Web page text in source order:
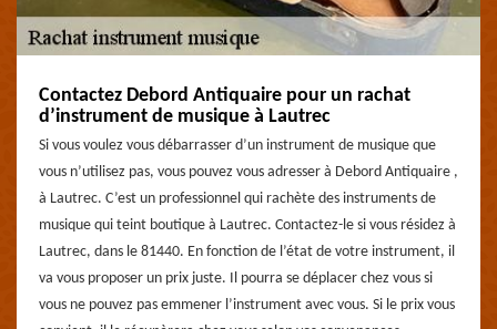
Contactez Debord Antiquaire pour un rachat
d’instrument de musique à Lautrec
Si vous voulez vous débarrasser d’un instrument de musique que
vous n’utilisez pas, vous pouvez vous adresser à Debord Antiquaire ,
à Lautrec. C’est un professionnel qui rachète des instruments de
musique qui teint boutique à Lautrec. Contactez-le si vous résidez à
Lautrec, dans le 81440. En fonction de l’état de votre instrument, il
va vous proposer un prix juste. Il pourra se déplacer chez vous si
vous ne pouvez pas emmener l’instrument avec vous. Si le prix vous